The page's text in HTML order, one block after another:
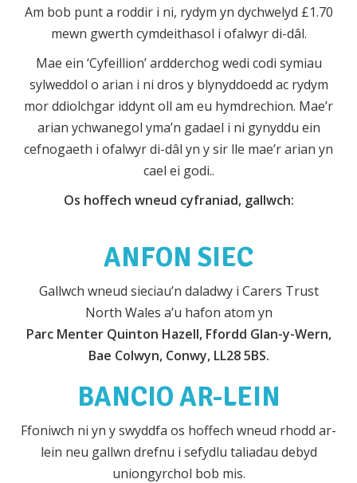
Am bob punt a roddir i ni, rydym yn dychwelyd £1.70
mewn gwerth cymdeithasol i ofalwyr di-dâl.
Mae ein ‘Cyfeillion’ ardderchog wedi codi symiau
sylweddol o arian i ni dros y blynyddoedd ac rydym
mor ddiolchgar iddynt oll am eu hymdrechion. Mae’r
arian ychwanegol yma’n gadael i ni gynyddu ein
cefnogaeth i ofalwyr di-dâl yn y sir lle mae’r arian yn
cael ei godi..
Os hoffech wneud cyfraniad, gallwch:
ANFON SIEC
Gallwch wneud sieciau’n daladwy i Carers Trust
North Wales a’u hafon atom yn
Parc Menter Quinton Hazell, Ffordd Glan-y-Wern,
Bae Colwyn, Conwy, LL28 5BS.
BANCIO AR-LEIN
Ffoniwch ni yn y swyddfa os hoffech wneud rhodd ar-
lein neu gallwn drefnu i sefydlu taliadau debyd
uniongyrchol bob mis.